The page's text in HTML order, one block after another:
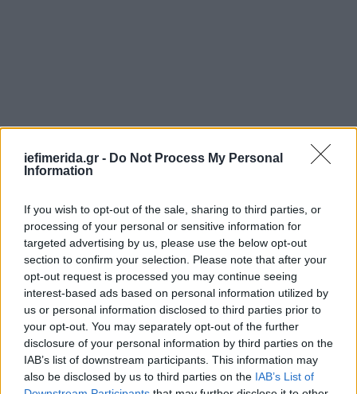
iefimerida.gr - Do Not Process My Personal
Information
If you wish to opt-out of the sale, sharing to third parties, or
processing of your personal or sensitive information for
targeted advertising by us, please use the below opt-out
section to confirm your selection. Please note that after your
opt-out request is processed you may continue seeing
interest-based ads based on personal information utilized by
us or personal information disclosed to third parties prior to
your opt-out. You may separately opt-out of the further
disclosure of your personal information by third parties on the
IAB’s list of downstream participants. This information may
also be disclosed by us to third parties on the IAB’s List of